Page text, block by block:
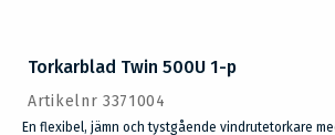
Torkarblad Twin 500U 1-p
Artikelnr 3371004
En flexibel, jämn och tystgående vindrutetorkare